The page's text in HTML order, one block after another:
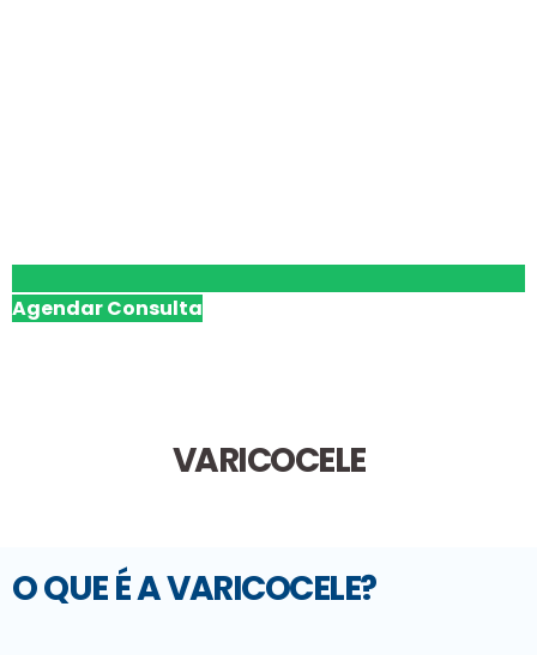
Agendar Consulta
VARICOCELE
O QUE É A VARICOCELE?